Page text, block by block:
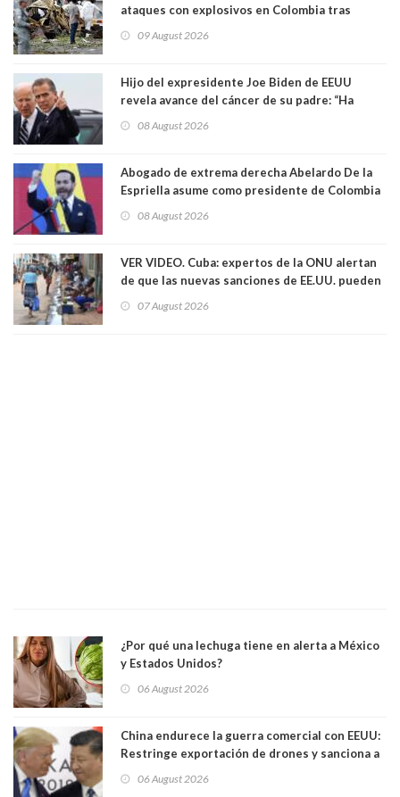
ataques con explosivos en Colombia tras
09 August 2026
Hijo del expresidente Joe Biden de EEUU
revela avance del cáncer de su padre: “Ha
08 August 2026
Abogado de extrema derecha Abelardo De la
Espriella asume como presidente de Colombia
08 August 2026
VER VIDEO. Cuba: expertos de la ONU alertan
de que las nuevas sanciones de EE.UU. pueden
07 August 2026
¿Por qué una lechuga tiene en alerta a México
y Estados Unidos?
06 August 2026
China endurece la guerra comercial con EEUU:
Restringe exportación de drones y sanciona a
06 August 2026